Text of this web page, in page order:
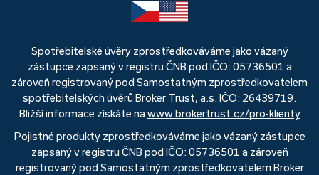
Spotřebitelské úvěry zprostředkováváme jako vázaný
zástupce zapsaný v registru ČNB pod IČO: 05736501 a
zároveň registrovaný pod Samostatným zprostředkovatelem
spotřebitelských úvěrů Broker Trust, a.s. IČO: 26439719.
Bližší informace získáte na www.brokertrust.cz/pro-klienty
Pojistné produkty zprostředkováváme jako vázaný zástupce
zapsaný v registru ČNB pod IČO: 05736501 a zároveň
registrovaný pod Samostatným zprostředkovatelem Broker